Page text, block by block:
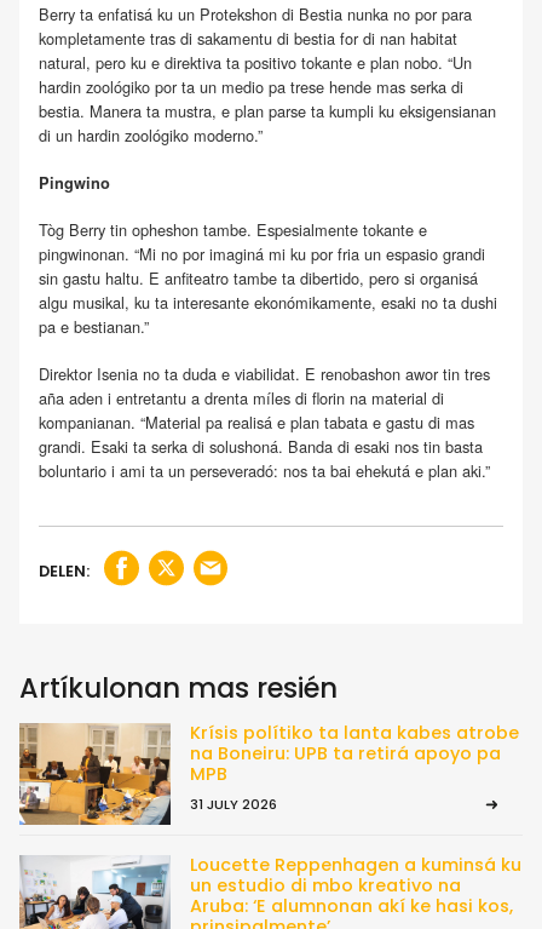
Berry ta enfatisá ku un Protekshon di Bestia nunka no por para
kompletamente tras di sakamentu di bestia for di nan habitat
natural, pero ku e direktiva ta positivo tokante e plan nobo. “Un
hardin zoológiko por ta un medio pa trese hende mas serka di
bestia. Manera ta mustra, e plan parse ta kumpli ku eksigensianan
di un hardin zoológiko moderno.”
Pingwino
Tòg Berry tin opheshon tambe. Espesialmente tokante e
pingwinonan. “Mi no por imaginá mi ku por fria un espasio grandi
sin gastu haltu. E anfiteatro tambe ta dibertido, pero si organisá
algu musikal, ku ta interesante ekonómikamente, esaki no ta dushi
pa e bestianan.”
Direktor Isenia no ta duda e viabilidat. E renobashon awor tin tres
aña aden i entretantu a drenta míles di florin na material di
kompanianan. “Material pa realisá e plan tabata e gastu di mas
grandi. Esaki ta serka di solushoná. Banda di esaki nos tin basta
boluntario i ami ta un perseveradó: nos ta bai ehekutá e plan aki.”
DELEN:
Artíkulonan mas resién
Krísis polítiko ta lanta kabes atrobe
na Boneiru: UPB ta retirá apoyo pa
MPB
31 JULY 2026
Loucette Reppenhagen a kuminsá ku
un estudio di mbo kreativo na
Aruba: ‘E alumnonan akí ke hasi kos,